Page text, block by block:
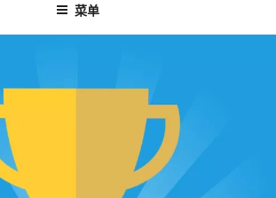
菜单